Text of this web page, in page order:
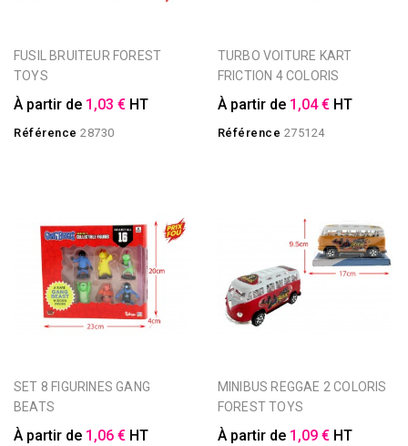
FUSIL BRUITEUR FOREST
TOYS
À partir de 1,03 € HT
Référence 28730
TURBO VOITURE KART
FRICTION 4 COLORIS
À partir de 1,04 € HT
Référence 275124
SET 8 FIGURINES GANG
BEATS
À partir de 1,06 € HT
MINIBUS REGGAE 2 COLORIS
FOREST TOYS
À partir de 1,09 € HT